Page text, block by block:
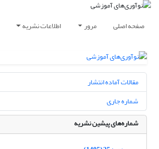
صفحه اصلی مرور اطلاعات نشریه
مقالات آماده انتشار
شماره جاری
شماره‌های پیشین نشریه